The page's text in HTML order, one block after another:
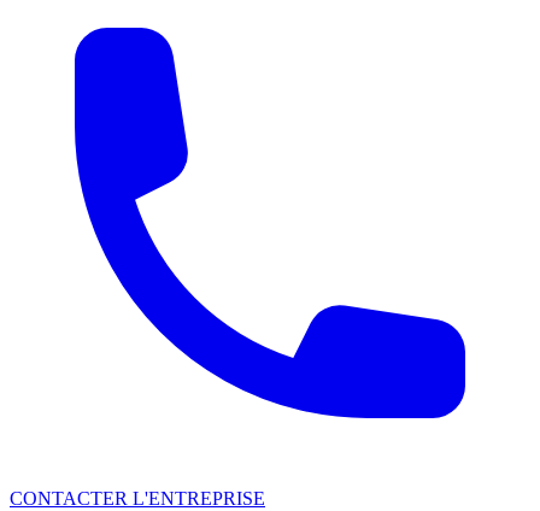
CONTACTER L'ENTREPRISE